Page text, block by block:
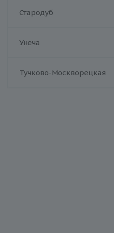
Стародуб
Унеча
Тучково-Москворецкая